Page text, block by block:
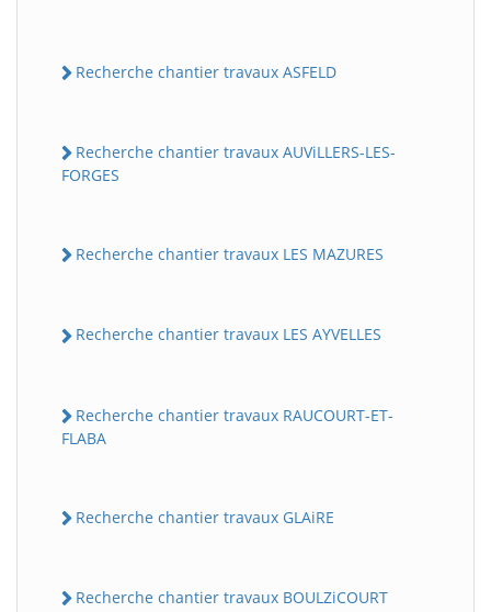
Recherche chantier travaux ASFELD
Recherche chantier travaux AUViLLERS-LES-
FORGES
Recherche chantier travaux LES MAZURES
Recherche chantier travaux LES AYVELLES
Recherche chantier travaux RAUCOURT-ET-
FLABA
Recherche chantier travaux GLAiRE
Recherche chantier travaux BOULZiCOURT